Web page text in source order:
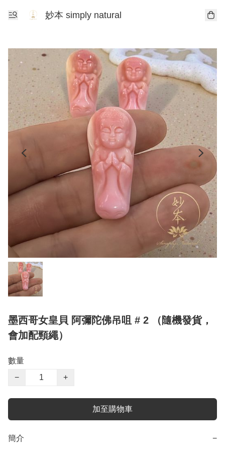
妙本 simply natural
墨西哥女皇貝 阿彌陀佛吊咀 # 2 （隨機發貨，
會加配頸繩）
數量
−
+
加至購物車
簡介 −